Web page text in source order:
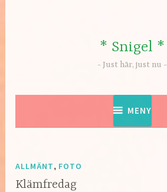
* Snigel *
Just här, just nu
MENY
ALLMÄNT, FOTO
Klämfredag